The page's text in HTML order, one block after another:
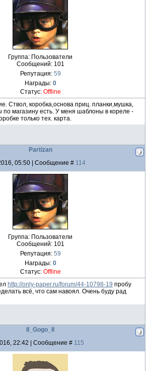
Группа: Пользователи
Сообщений: 101
Репутация: 59
Награды: 0
Статус: Offline
Ствол, коробка,основа приц. планки,мушка,
по магазину есть. У меня шаблоны в кореле -
только тех. карта.
Partizan
05:50 | Сообщение # 114
Группа: Пользователи
Сообщений: 101
Репутация: 59
Награды: 0
Статус: Offline
http://only-paper.ru/forum/44-10798-19 пробу
всё, что сам навоял. Очень буду рад
II_Gogo_II
22:42 | Сообщение # 115